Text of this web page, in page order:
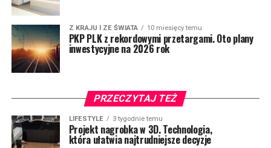
Z KRAJU I ZE ŚWIATA 10 miesięcy temu
PKP PLK z rekordowymi przetargami. Oto plany
inwestycyjne na 2026 rok
PRZECZYTAJ TEŻ
LIFESTYLE 3 tygodnie temu
Projekt nagrobka w 3D. Technologia,
która ułatwia najtrudniejsze decyzje